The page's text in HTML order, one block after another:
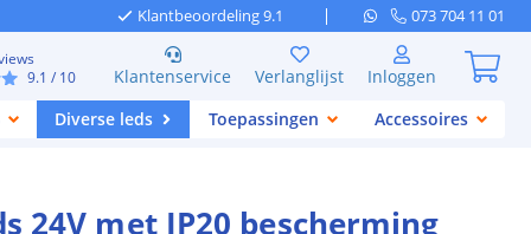
Klantbeoordeling 9.1 073 704 11 01
9.1 / 10 Klantenservice Verlanglijst
Inloggen
Diverse leds Toepassingen Accessoires
24V met IP20 bescherming